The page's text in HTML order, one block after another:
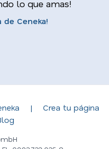
lo que amas!
de Ceneka!
|
Crea tu página